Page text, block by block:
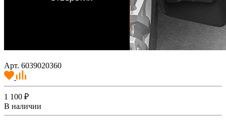
Арт. 6039020360
1 100 ₽
В наличии